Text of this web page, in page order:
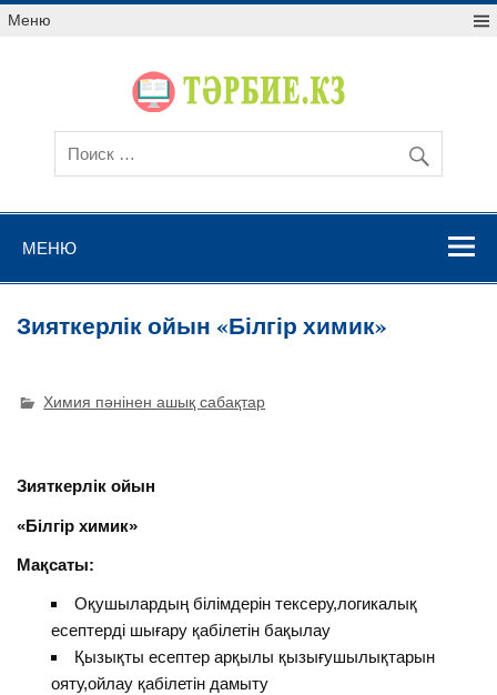
Меню
МЕНЮ
Зияткерлік ойын «Білгір химик»
Химия пәнінен ашық сабақтар
Зияткерлік ойын
«Білгір химик»
Мақсаты:
Оқушылардың білімдерін тексеру,логикалық
есептерді шығару қабілетін бақылау
Қызықты есептер арқылы қызығушылықтарын
ояту,ойлау қабілетін дамыту